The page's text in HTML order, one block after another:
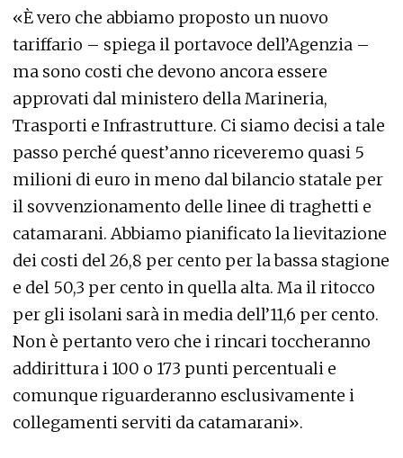
«È vero che abbiamo proposto un nuovo
tariffario – spiega il portavoce dell’Agenzia –
ma sono costi che devono ancora essere
approvati dal ministero della Marineria,
Trasporti e Infrastrutture. Ci siamo decisi a tale
passo perché quest’anno riceveremo quasi 5
milioni di euro in meno dal bilancio statale per
il sovvenzionamento delle linee di traghetti e
catamarani. Abbiamo pianificato la lievitazione
dei costi del 26,8 per cento per la bassa stagione
e del 50,3 per cento in quella alta. Ma il ritocco
per gli isolani sarà in media dell’11,6 per cento.
Non è pertanto vero che i rincari toccheranno
addirittura i 100 o 173 punti percentuali e
comunque riguarderanno esclusivamente i
collegamenti serviti da catamarani».